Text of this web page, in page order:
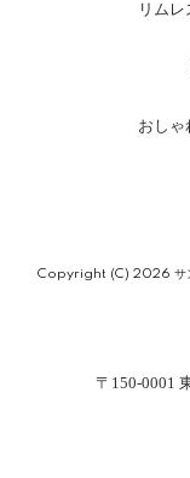
リムレ
おしゃ
〒150-0001
Copyright (C) 2026 サ